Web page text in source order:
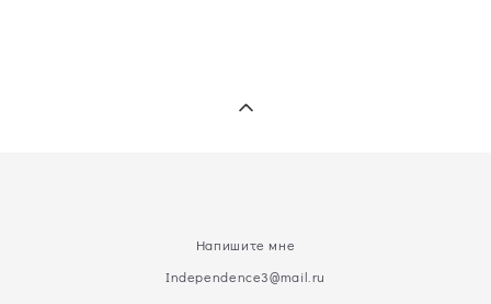
Напишите мне
Independence3@mail.ru